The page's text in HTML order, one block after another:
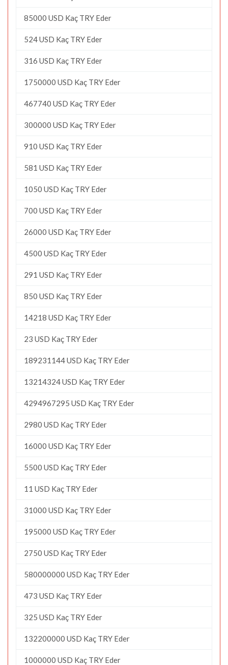
85000 USD Kaç TRY Eder
524 USD Kaç TRY Eder
316 USD Kaç TRY Eder
1750000 USD Kaç TRY Eder
467740 USD Kaç TRY Eder
300000 USD Kaç TRY Eder
910 USD Kaç TRY Eder
581 USD Kaç TRY Eder
1050 USD Kaç TRY Eder
700 USD Kaç TRY Eder
26000 USD Kaç TRY Eder
4500 USD Kaç TRY Eder
291 USD Kaç TRY Eder
850 USD Kaç TRY Eder
14218 USD Kaç TRY Eder
23 USD Kaç TRY Eder
189231144 USD Kaç TRY Eder
13214324 USD Kaç TRY Eder
4294967295 USD Kaç TRY Eder
2980 USD Kaç TRY Eder
16000 USD Kaç TRY Eder
5500 USD Kaç TRY Eder
11 USD Kaç TRY Eder
31000 USD Kaç TRY Eder
195000 USD Kaç TRY Eder
2750 USD Kaç TRY Eder
580000000 USD Kaç TRY Eder
473 USD Kaç TRY Eder
325 USD Kaç TRY Eder
132200000 USD Kaç TRY Eder
1000000 USD Kaç TRY Eder